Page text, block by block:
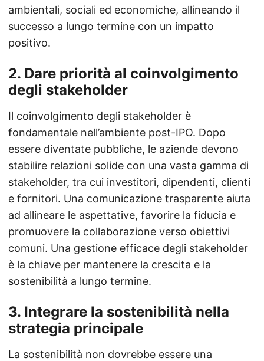
ambientali, sociali ed economiche, allineando il
successo a lungo termine con un impatto
positivo.
2. Dare priorità al coinvolgimento
degli stakeholder
Il coinvolgimento degli stakeholder è
fondamentale nell’ambiente post-IPO. Dopo
essere diventate pubbliche, le aziende devono
stabilire relazioni solide con una vasta gamma di
stakeholder, tra cui investitori, dipendenti, clienti
e fornitori. Una comunicazione trasparente aiuta
ad allineare le aspettative, favorire la fiducia e
promuovere la collaborazione verso obiettivi
comuni. Una gestione efficace degli stakeholder
è la chiave per mantenere la crescita e la
sostenibilità a lungo termine.
3. Integrare la sostenibilità nella
strategia principale
La sostenibilità non dovrebbe essere una